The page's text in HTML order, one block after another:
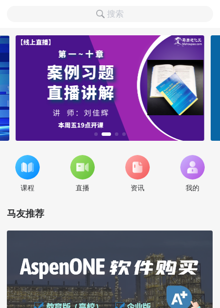
搜索
课程 直播 资讯 我的
马友推荐